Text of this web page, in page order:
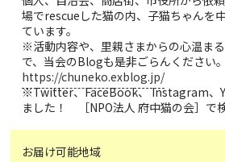
場でrescueした猫の内、子猫ちゃんを
ています。
※活動内容や、里親さまからの心温ま
で、当会のBlogも是非ごらんください。
https://chuneko.exblog.jp/
※Twitter、FaceBook、 Instagram、
ました！ ［NPO法人 府中猫の会］で
お届け可能地域